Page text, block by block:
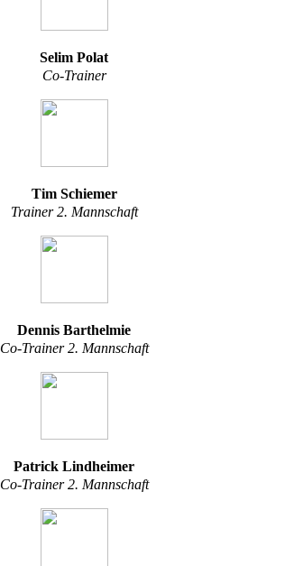
Selim Polat
Co-Trainer
Tim Schiemer
Trainer 2. Mannschaft
Dennis Barthelmie
Co-Trainer 2. Mannschaft
Patrick Lindheimer
Co-Trainer 2. Mannschaft